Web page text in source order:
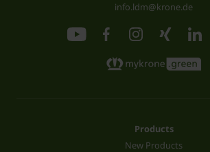
info.ldm@krone.de
Products
New Products